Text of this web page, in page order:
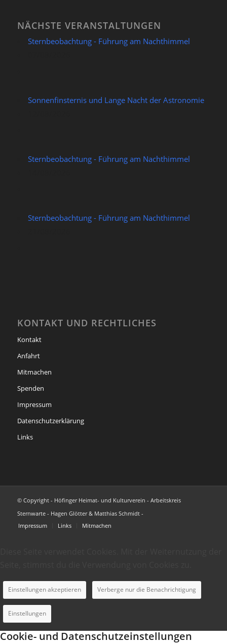
NÄCHSTE VERANSTALTUNGEN
Sternbeobachtung - Führung am Nachthimmel
Sonnenfinsternis und Lange Nacht der Astronomie
Sternbeobachtung - Führung am Nachthimmel
Sternbeobachtung - Führung am Nachthimmel
KONTAKT UND RECHTLICHES
Kontakt
Anfahrt
Mitmachen
Spenden
Impressum
Datenschutzerklärung
Links
© Copyright - Höfinger Heimat- und Kulturverein - Arbeitskreis
Sternwarte - Hagen Glötter & Matthias Schmidt -
Impressum
Links Mitmachen
Einstellungen akzeptieren Verberge nur die Benachrichtigung
Einstellungen
Cookie- und Datenschutzeinstellungen